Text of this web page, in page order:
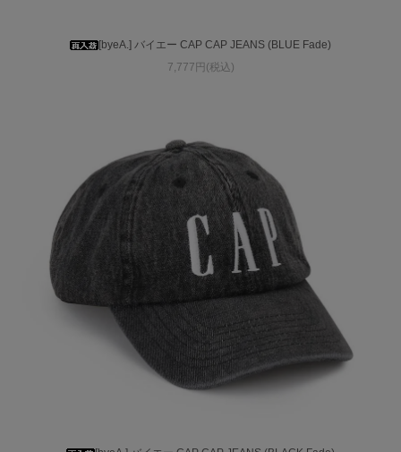
[byeA.] バイエー CAP CAP JEANS (BLUE Fade)
7,777円(税込)